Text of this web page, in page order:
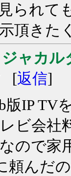
られて
頂きた
ャカル
[返信]
版IP
ビ会社
ので家
頼んだ